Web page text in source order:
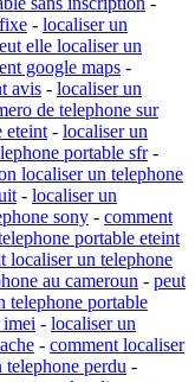
- localiser un
elle localiser un
google maps -
avis - localiser un
de telephone sur
eteint - localiser un
portable sfr-
localiser un telephone
- localiser un
sony - comment
portable eteint
localiser un telephone
au cameroun - peut
telephone portable
imei - localiser un
- comment localiser
perdu -